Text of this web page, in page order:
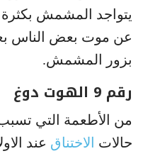
يتواجد المشمش
عن موت بعض الناس
بزور المشمش.
رقم 9 الهوت دوغ
حالات الاختناق عند